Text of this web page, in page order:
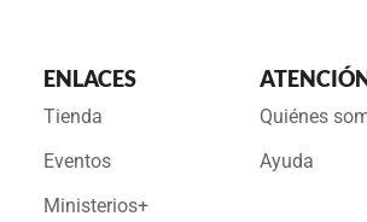
ENLACES
Tienda
Eventos
Ministerios+
Quiénes
Ayuda